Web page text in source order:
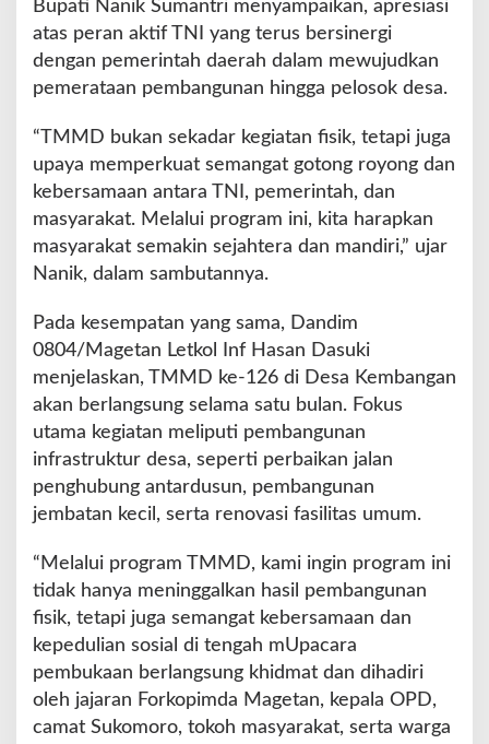
e
m
b
n
a
n
Bupati Nanik Sumantri menyampaikan, apresiasi
atas peran aktif TNI yang terus bersinergi
dengan pemerintah daerah dalam mewujudkan
pemerataan pembangunan hingga pelosok desa.
“TMMD bukan sekadar kegiatan fisik, tetapi juga
upaya memperkuat semangat gotong royong dan
kebersamaan antara TNI, pemerintah, dan
masyarakat. Melalui program ini, kita harapkan
masyarakat semakin sejahtera dan mandiri,” ujar
Nanik, dalam sambutannya.
Pada kesempatan yang sama, Dandim
0804/Magetan Letkol Inf Hasan Dasuki
menjelaskan, TMMD ke-126 di Desa Kembangan
akan berlangsung selama satu bulan. Fokus
utama kegiatan meliputi pembangunan
infrastruktur desa, seperti perbaikan jalan
penghubung antardusun, pembangunan
jembatan kecil, serta renovasi fasilitas umum.
“Melalui program TMMD, kami ingin program ini
tidak hanya meninggalkan hasil pembangunan
fisik, tetapi juga semangat kebersamaan dan
kepedulian sosial di tengah mUpacara
pembukaan berlangsung khidmat dan dihadiri
oleh jajaran Forkopimda Magetan, kepala OPD,
camat Sukomoro, tokoh masyarakat, serta warga